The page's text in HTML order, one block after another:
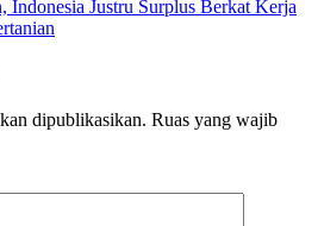
Indonesia Justru Surplus Berkat Kerja
dipublikasikan. Ruas yang wajib